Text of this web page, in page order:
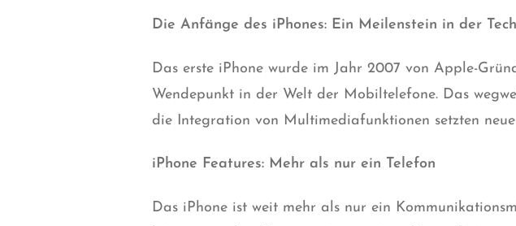
Die Anfänge des iPhones: Ein Meilenstein in der
Das erste iPhone wurde im Jahr 2007 von Apple-
Wendepunkt in der Welt der Mobiltelefone. Das
die Integration von Multimediafunktionen setzten
iPhone Features: Mehr als nur ein Telefon
Das iPhone ist weit mehr als nur ein